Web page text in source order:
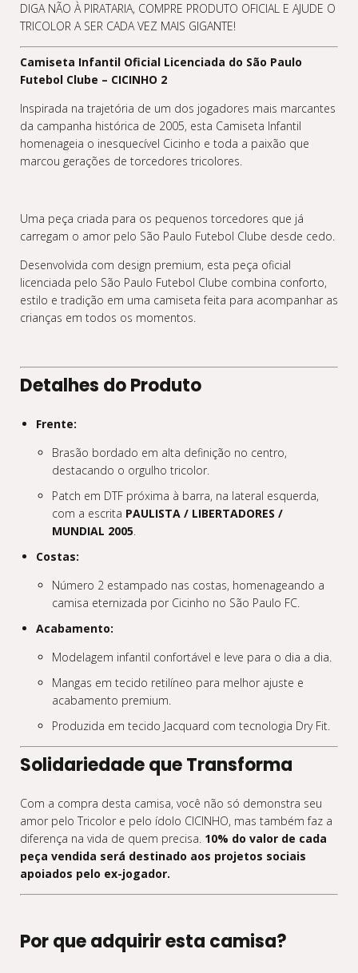
DIGA NÃO À PIRATARIA, COMPRE PRODUTO OFICIAL E AJUDE O
TRICOLOR A SER CADA VEZ MAIS GIGANTE!
Camiseta Infantil Oficial Licenciada do São Paulo
Futebol Clube – CICINHO 2
Inspirada na trajetória de um dos jogadores mais marcantes
da campanha histórica de 2005, esta Camiseta Infantil
homenageia o inesquecível Cicinho e toda a paixão que
marcou gerações de torcedores tricolores.
Uma peça criada para os pequenos torcedores que já
carregam o amor pelo São Paulo Futebol Clube desde cedo.
Desenvolvida com design premium, esta peça oficial
licenciada pelo São Paulo Futebol Clube combina conforto,
estilo e tradição em uma camiseta feita para acompanhar as
crianças em todos os momentos.
Detalhes do Produto
Frente:
Brasão bordado em alta definição no centro,
destacando o orgulho tricolor.
Patch em DTF próxima à barra, na lateral esquerda,
com a escrita PAULISTA / LIBERTADORES /
MUNDIAL 2005.
Costas:
Número 2 estampado nas costas, homenageando a
camisa eternizada por Cicinho no São Paulo FC.
Acabamento:
Modelagem infantil confortável e leve para o dia a dia.
Mangas em tecido retilíneo para melhor ajuste e
acabamento premium.
Produzida em tecido Jacquard com tecnologia Dry Fit.
Solidariedade que Transforma
Com a compra desta camisa, você não só demonstra seu
amor pelo Tricolor e pelo ídolo CICINHO, mas também faz a
diferença na vida de quem precisa. 10% do valor de cada
peça vendida será destinado aos projetos sociais
apoiados pelo ex-jogador.
Por que adquirir esta camisa?